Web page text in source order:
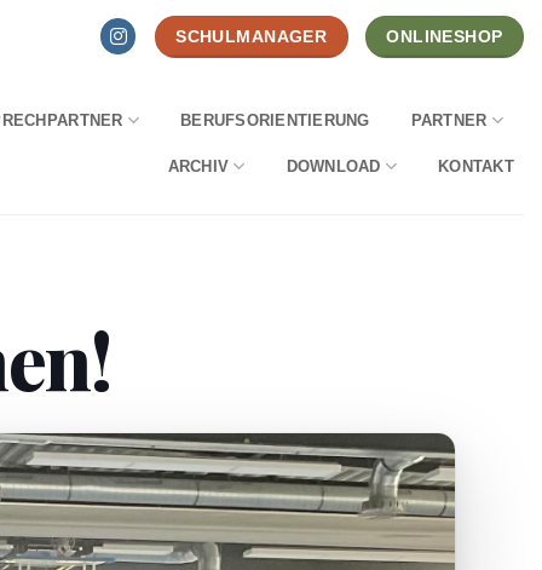
SCHULMANAGER ONLINESHOP
BERUFSORIENTIERUNG PARTNER
ARCHIV DOWNLOAD KONTAKT